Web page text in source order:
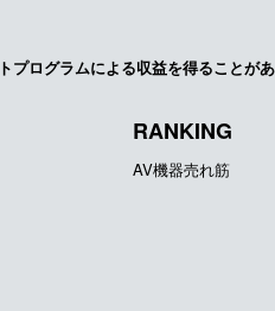
プログラムによる収益を得ることが
RANKING
AV機器売れ筋